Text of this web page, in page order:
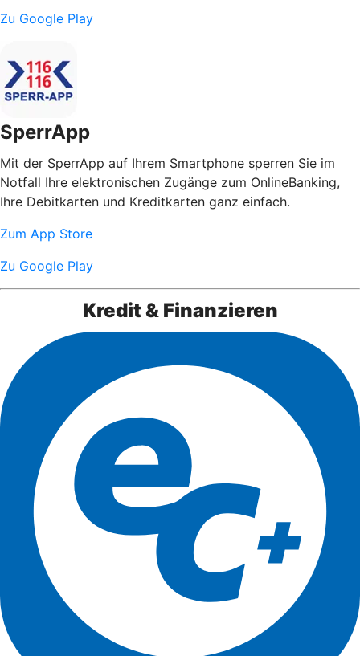
Zu Google Play
SperrApp
Mit der SperrApp auf Ihrem Smartphone sperren Sie im
Notfall Ihre elektronischen Zugänge zum OnlineBanking,
Ihre Debitkarten und Kreditkarten ganz einfach.
Zum App Store
Zu Google Play
Kredit & Finanzieren